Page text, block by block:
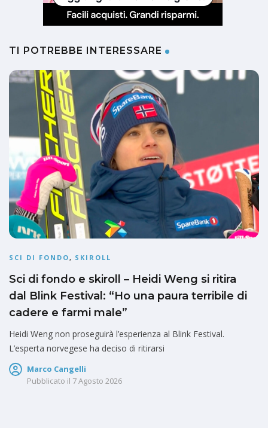
TI POTREBBE INTERESSARE
SCI DI FONDO, SKIROLL
Sci di fondo e skiroll – Heidi Weng si ritira
dal Blink Festival: “Ho una paura terribile di
cadere e farmi male”
Heidi Weng non proseguirà l’esperienza al Blink Festival.
L’esperta norvegese ha deciso di ritirarsi
Marco Cangelli
Pubblicato il 7 Agosto 2026